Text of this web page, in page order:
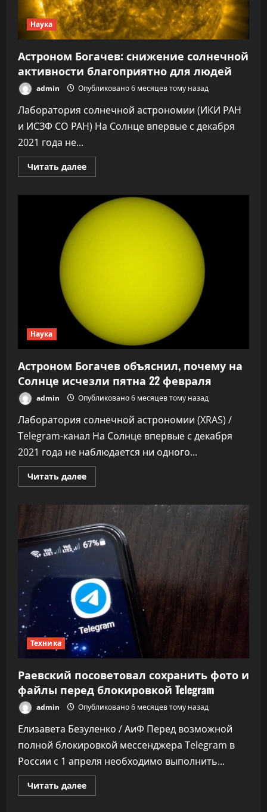
Наука
Астроном Богачев: снижение солнечной
активности благоприятно для людей
admin Опубликовано 6 месяцев тому назад
Лаборатория солнечной астрономии (ИКИ РАН
и ИСЗФ СО РАН) На Солнце впервые с декабря
2021 года не...
Читать далееПрочитать
больше
Богачев:
снижение
солнечной
Наука
Астроном Богачев объяснил, почему на
Солнце исчезли пятна 22 февраля
admin Опубликовано 6 месяцев тому назад
Лаборатория солнечной астрономии (XRAS) /
Telegram-канал На Солнце впервые с декабря
2021 года не наблюдается ни одного...
Читать далееПрочитать
больше
Богачев
почему
на
Солнце
исчезли
февраля
Техника
Раевский посоветовал сохранить фото и
файлы перед блокировкой Telegram
admin Опубликовано 6 месяцев тому назад
Елизавета Безуленко / АиФ Перед возможной
полной блокировкой мессенджера Telegram в
России с 1 апреля необходимо выполнить...
Читать далееПрочитать
больше